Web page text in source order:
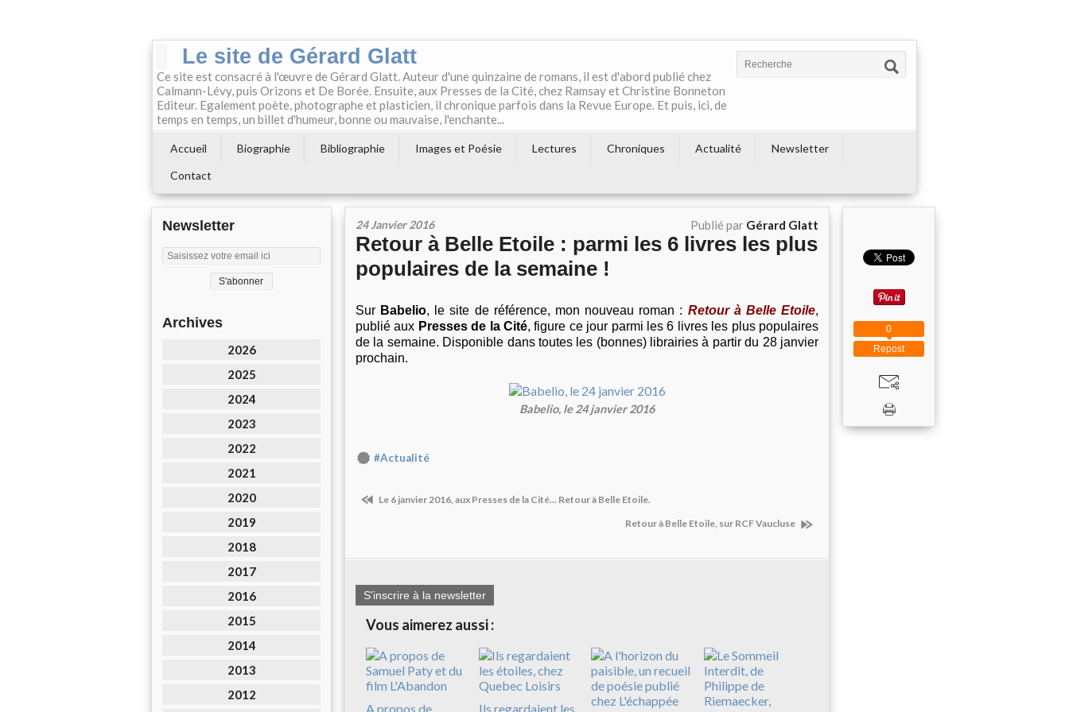
Le site de Gérard Glatt
Ce site est consacré à l'œuvre de Gérard Glatt. Auteur d'une quinzaine de romans, il est d'abord publié chez
Calmann-Lévy, puis Orizons et De Borée. Ensuite, aux Presses de la Cité, chez Ramsay et Christine Bonneton
Editeur. Egalement poète, photographe et plasticien, il chronique parfois dans la Revue Europe. Et puis, ici, de
temps en temps, un billet d'humeur, bonne ou mauvaise, l'enchante...
Accueil Biographie Bibliographie Images et Poésie Lectures Chroniques Actualité
Newsletter
Contact
Newsletter
Archives
2026
2025
2024
2023
2022
2021
2020
2019
2018
2017
2016
2015
2014
2013
2012
24 Janvier 2016 Publié par Gérard Glatt
Retour à Belle Etoile : parmi les 6 livres les plus
populaires de la semaine !
Sur Babelio, le site de référence, mon nouveau roman : Retour à Belle Etoile,
publié aux Presses de la Cité, figure ce jour parmi les 6 livres les plus populaires
de la semaine. Disponible dans toutes les (bonnes) librairies à partir du 28 janvier
prochain.
Babelio, le 24 janvier 2016
#Actualité
Le 6 janvier 2016, aux Presses de la Cité... Retour à Belle Etoile.
Retour à Belle Etoile, sur RCF Vaucluse
S'inscrire à la newsletter
Vous aimerez aussi :
A propos de Ils regardaient les
Repost
0